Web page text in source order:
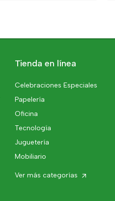
Tienda en línea
Celebraciones Especiales
Papelería
Oficina
Tecnología
Juguetería
Mobiliario
Ver más categorías